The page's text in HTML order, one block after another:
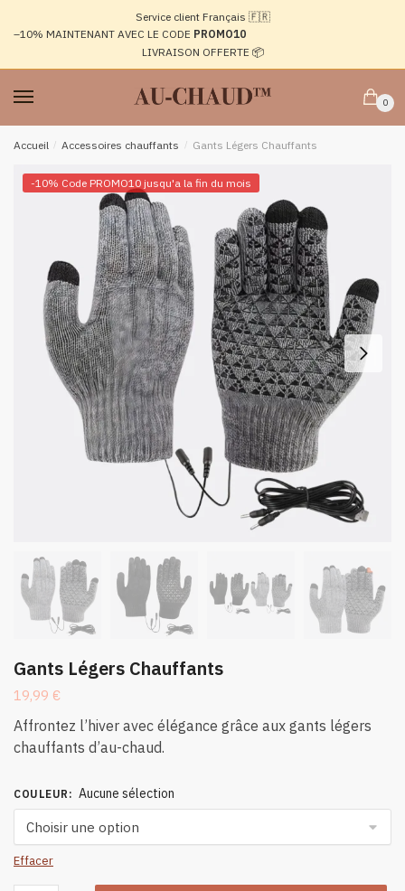
navigation
Service client Français 🇫🇷
–10% MAINTENANT AVEC LE CODE PROMO10
LIVRAISON OFFERTE 📦
0
Accueil / Accessoires chauffants / Gants Légers Chauffants
-10% Code PROMO10 jusqu'a la fin du mois
Gants Légers Chauffants
19,99 €
Affrontez l’hiver avec élégance grâce aux gants légers
chauffants d’au-chaud.
COULEUR : Aucune sélection
Effacer